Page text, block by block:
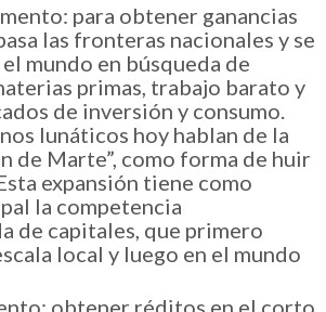
para obtener ganancias
las fronteras nacionales y se
mundo en búsqueda de
primas, trabajo barato y
de inversión y consumo.
lunáticos hoy hablan de la
de Marte”, como forma de huir
expansión tiene como
la competencia
de capitales, que primero
local y luego en el mundo
obtener réditos en el corto